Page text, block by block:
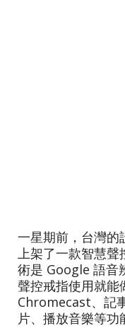
一星期前，台灣
上架了一款智慧聲
術是 Google 語音
聲控戒指使用就能
Chromecast、記
片、播放音樂等功